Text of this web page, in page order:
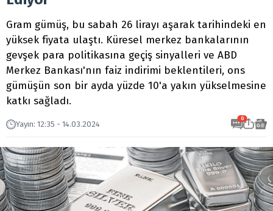
Gram gümüş, bu sabah 26 lirayı aşarak tarihindeki en
yüksek fiyata ulaştı. Küresel merkez bankalarının
gevşek para politikasına geçiş sinyalleri ve ABD
Merkez Bankası'nın faiz indirimi beklentileri, ons
gümüşün son bir ayda yüzde 10'a yakın yükselmesine
katkı sağladı.
Yayın: 12:35 - 14.03.2024
0